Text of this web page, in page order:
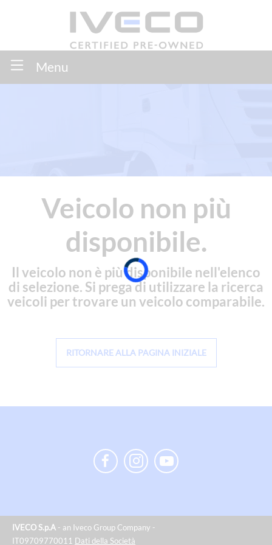
Menu
Veicolo non più
disponibile.
Il veicolo non è più disponibile nell'elenco
di selezione. Si prega di utilizzare la ricerca
veicoli per trovare un veicolo comparabile.
RITORNARE ALLA PAGINA INIZIALE
IVECO S.p.A - an Iveco Group Company -
IT09709770011 Dati della Società